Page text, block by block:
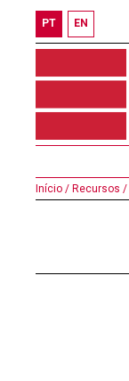
PT EN
Início / Recursos /